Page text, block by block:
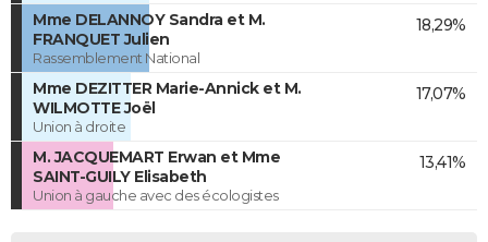
Mme DELANNOY Sandra et M.
FRANQUET Julien
Rassemblement National
18,29%
Mme DEZITTER Marie-Annick et M.
WILMOTTE Joël
Union à droite
17,07%
M. JACQUEMART Erwan et Mme
SAINT-GUILY Elisabeth
Union à gauche avec des écologistes
13,41%